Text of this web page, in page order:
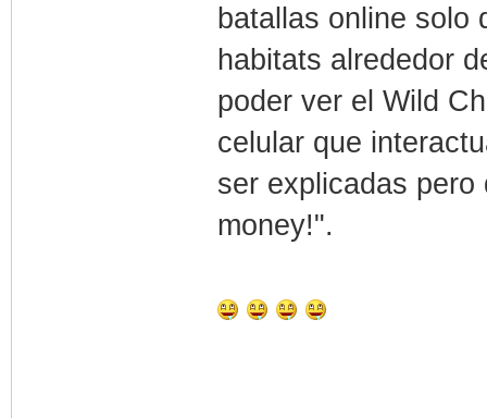
batallas online solo
habitats alrededor
poder ver el Wild
celular que
ser explicadas
money!".